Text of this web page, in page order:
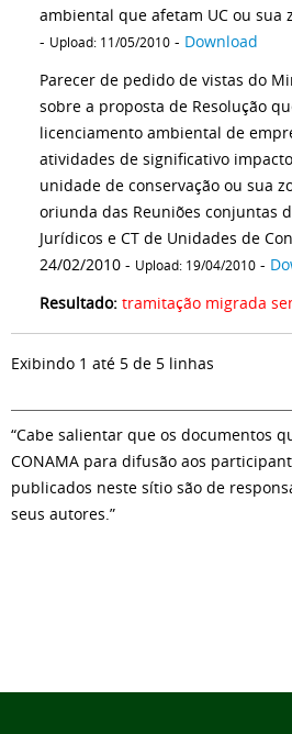
ambiental que afetam UC ou sua
- Upload: 11/05/2010 - Download
Parecer de pedido de vistas do
sobre a proposta de Resolução
licenciamento ambiental de
atividades de significativo
unidade de conservação ou sua
oriunda das Reuniões conjuntas
Jurídicos e CT de Unidades de
24/02/2010 - Upload: 19/04/2010 -
Resultado: tramitação migrada
Exibindo 1 até 5 de 5 linhas
“Cabe salientar que os documentos
CONAMA para difusão aos
publicados neste sítio são de
seus autores.”